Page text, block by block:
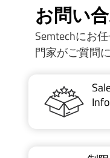
お問い
Semtechにお
門家がご質問